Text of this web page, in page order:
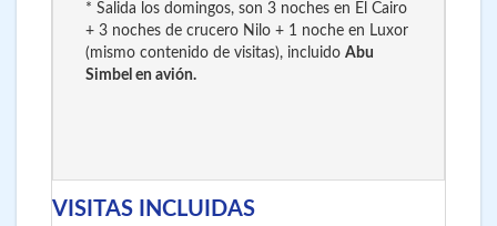
* Salida los domingos, son 3 noches en El Cairo
+ 3 noches de crucero Nilo + 1 noche en Luxor
(mismo contenido de visitas), incluido Abu
Simbel en avión.
VISITAS INCLUIDAS